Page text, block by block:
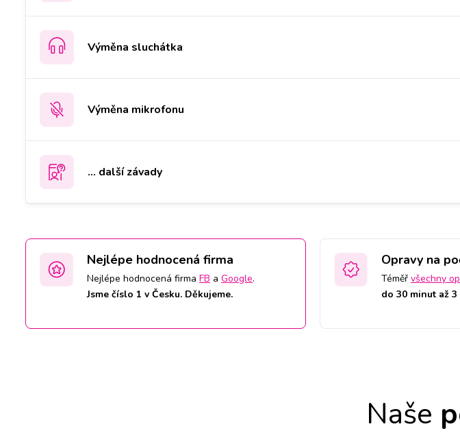
Výměna sluchátka
Výměna mikrofonu
... další závady
Nejlépe hodnocená firma
Nejlépe hodnocená firma FB a Google.
Jsme číslo 1 v Česku. Děkujeme.
Opravy na
Téměř všechny
do 30 minut až
Naše